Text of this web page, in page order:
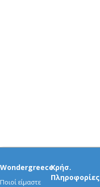
Wondergreece
Ποιοί είμαστε
Χρήσ.
Πληροφορίες